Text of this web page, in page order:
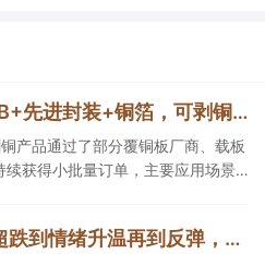
【机构龙虎榜解读】PCB+先进封装+铜箔，可剥铜产品通过了部分覆铜板厂商、载板厂商及相关芯片终端的认证，持续获得小批量订单，主要应用场景包括芯片封装光模块用PCB，机构大额净买入这家公司
产品通过了部分覆铜板厂商、载板
获得小批量订单，主要应用场景
细胞与基因治疗产品商业化受托生【九点特供周回顾】从超跌到情绪升温再到反弹，栏目梳理AI应用题材逻辑，AI教育人气公司解读后获4连板